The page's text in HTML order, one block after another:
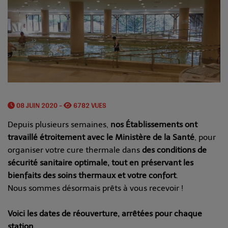
08 JUIN 2020 - 6782 VUES
Depuis plusieurs semaines, nos Établissements ont
travaillé étroitement avec le Ministère de la Santé , pour
organiser votre cure thermale dans des conditions de
sécurité sanitaire optimale, tout en préservant les
bienfaits des soins thermaux et votre confort.
Nous sommes désormais prêts à vous recevoir !
Voici les dates de réouverture, arrêtées pour chaque
station.